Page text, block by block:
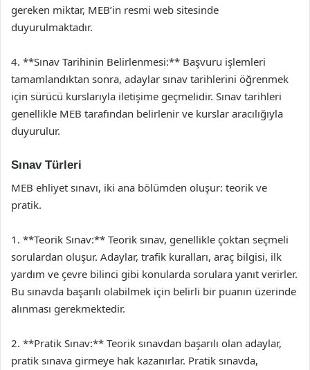
gereken miktar, MEB’in resmi web sitesinde
duyurulmaktadır.
4. **Sınav Tarihinin Belirlenmesi:** Başvuru işlemleri
tamamlandıktan sonra, adaylar sınav tarihlerini öğrenmek
için sürücü kurslarıyla iletişime geçmelidir. Sınav tarihleri
genellikle MEB tarafından belirlenir ve kurslar aracılığıyla
duyurulur.
Sınav Türleri
MEB ehliyet sınavı, iki ana bölümden oluşur: teorik ve
pratik.
1. **Teorik Sınav:** Teorik sınav, genellikle çoktan seçmeli
sorulardan oluşur. Adaylar, trafik kuralları, araç bilgisi, ilk
yardım ve çevre bilinci gibi konularda sorulara yanıt verirler.
Bu sınavda başarılı olabilmek için belirli bir puanın üzerinde
alınması gerekmektedir.
2. **Pratik Sınav:** Teorik sınavdan başarılı olan adaylar,
pratik sınava girmeye hak kazanırlar. Pratik sınavda,